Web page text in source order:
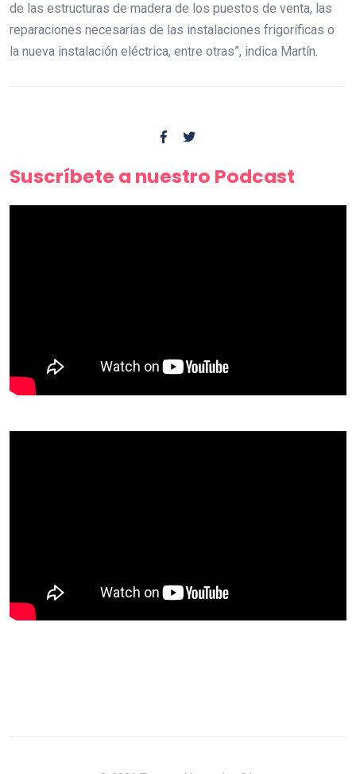
de las estructuras de madera de los puestos de venta, las
reparaciones necesarias de las instalaciones frigoríficas o
la nueva instalación eléctrica, entre otras”, indica Martín.
Suscríbete a nuestro Podcast